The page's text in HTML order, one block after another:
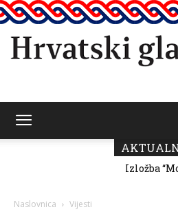
Izložba
Naslovnica Vijesti